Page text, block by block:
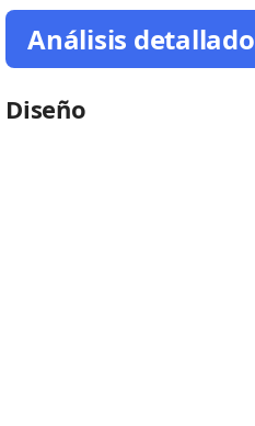
Análisis detallado
Diseño